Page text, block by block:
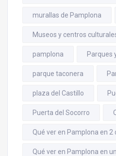
murallas de Pamplona
Museos y centros
pamplona Parques
parque taconera
plaza del Castillo
Puerta del Socorro
Qué ver en Pamplona en 2
Qué ver en Pamplona en